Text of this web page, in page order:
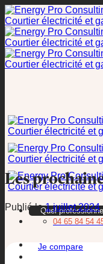
Passer
au
contenu
04 65 84 54
Je compare
Les
Publié le1 juillet 2024